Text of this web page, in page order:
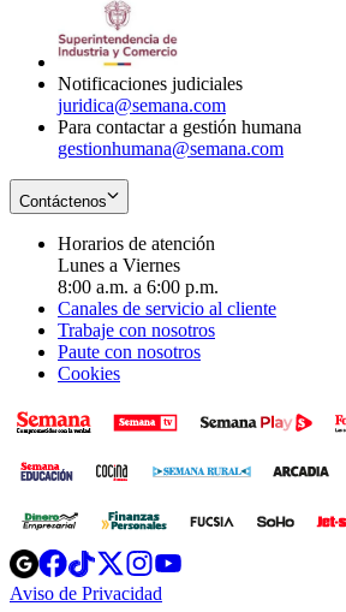
Notificaciones judiciales
juridica@semana.com
Para contactar a gestión humana
gestionhumana@semana.com
Contáctenos
Horarios de atención
Lunes a Viernes
8:00 a.m. a 6:00 p.m.
Canales de servicio al cliente
Trabaje con nosotros
Paute con nosotros
Cookies
Opens
in
new
Opens
in
new
Opens
in
new
Opens
new
Aviso de Privacidad